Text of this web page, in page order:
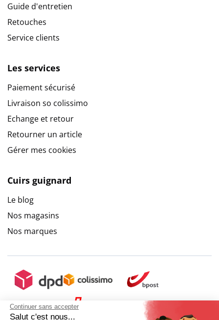
Continuer sans accepter
Salut c'est nous...
Guide d'entretien
Retouches
Service clients
Les services
Paiement sécurisé
Livraison so colissimo
Echange et retour
Retourner un article
Gérer mes cookies
Cuirs guignard
Le blog
Nos magasins
Nos marques